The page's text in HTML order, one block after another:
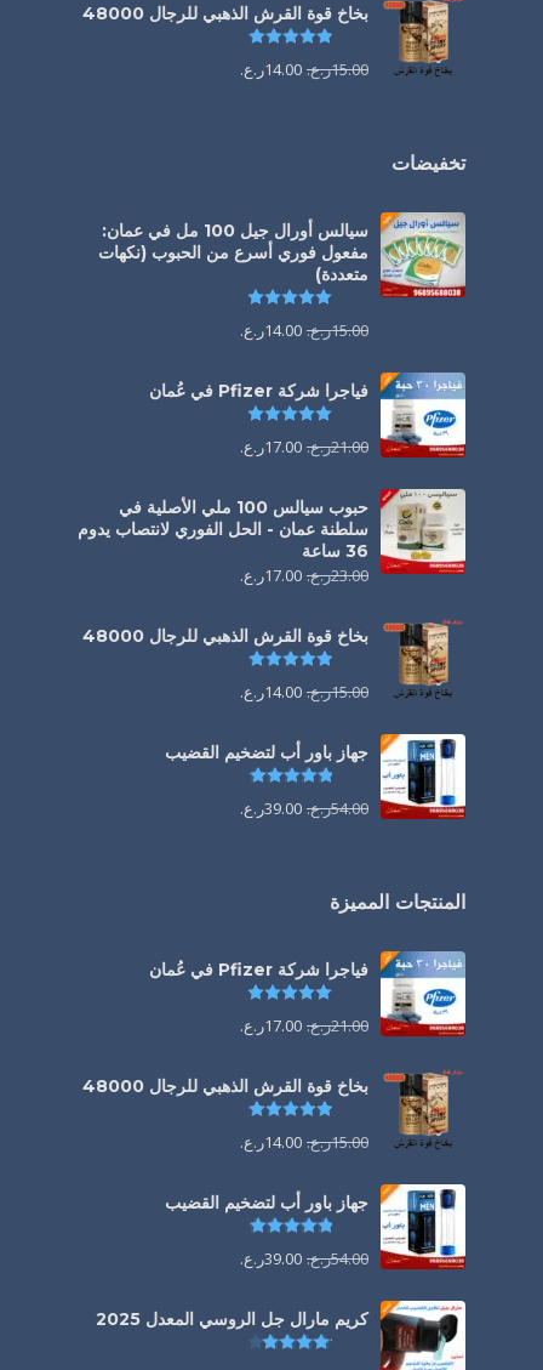
بخاخ قوة القرش الذهبي للرجال 48000
تم التقييم
15.00ر.ع. 14.00ر.ع.
تخفيضات
سيالس أورال جيل 100 مل في عمان:
مفعول فوري أسرع من الحبوب (نكهات
متعددة)
15.00ر.ع. 14.00ر.ع.
فياجرا شركة Pfizer في عُمان
21.00ر.ع. 17.00ر.ع.
حبوب سيالس 100 ملي الأصلية في
سلطنة عمان - الحل الفوري لانتصاب يدوم
36 ساعة
23.00ر.ع. 17.00ر.ع.
بخاخ قوة القرش الذهبي للرجال 48000
تم التقييم
15.00ر.ع. 14.00ر.ع.
جهاز باور أب لتضخيم القضيب
تم التقييم
54.00ر.ع. 39.00ر.ع.
المنتجات المميزة
فياجرا شركة Pfizer في عُمان
21.00ر.ع. 17.00ر.ع.
بخاخ قوة القرش الذهبي للرجال 48000
تم التقييم
15.00ر.ع. 14.00ر.ع.
جهاز باور أب لتضخيم القضيب
تم التقييم
54.00ر.ع. 39.00ر.ع.
كريم مارال جل الروسي المعدل 2025
تم التقييم